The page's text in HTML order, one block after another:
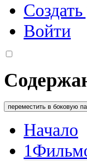
Войти
переместить в боковую
Начало
1